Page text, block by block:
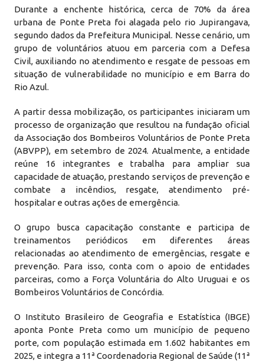
Durante a enchente histórica, cerca de 70% da área
urbana de Ponte Preta foi alagada pelo rio Jupirangava,
segundo dados da Prefeitura Municipal. Nesse cenário, um
grupo de voluntários atuou em parceria com a Defesa
Civil, auxiliando no atendimento e resgate de pessoas em
situação de vulnerabilidade no município e em Barra do
Rio Azul.
A partir dessa mobilização, os participantes iniciaram um
processo de organização que resultou na fundação oficial
da Associação dos Bombeiros Voluntários de Ponte Preta
(ABVPP), em setembro de 2024. Atualmente, a entidade
reúne 16 integrantes e trabalha para ampliar sua
capacidade de atuação, prestando serviços de prevenção e
combate a incêndios, resgate, atendimento pré-
hospitalar e outras ações de emergência.
O grupo busca capacitação constante e participa de
treinamentos periódicos em diferentes áreas
relacionadas ao atendimento de emergências, resgate e
prevenção. Para isso, conta com o apoio de entidades
parceiras, como a Força Voluntária do Alto Uruguai e os
Bombeiros Voluntários de Concórdia.
O Instituto Brasileiro de Geografia e Estatística (IBGE)
aponta Ponte Preta como um município de pequeno
porte, com população estimada em 1.602 habitantes em
2025, e integra a 11ª Coordenadoria Regional de Saúde (11ª